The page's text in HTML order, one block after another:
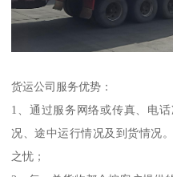
货运公司服务优势：
1、通过服务网络或传真、电
况、途中运行情况及到货情况
之忧；